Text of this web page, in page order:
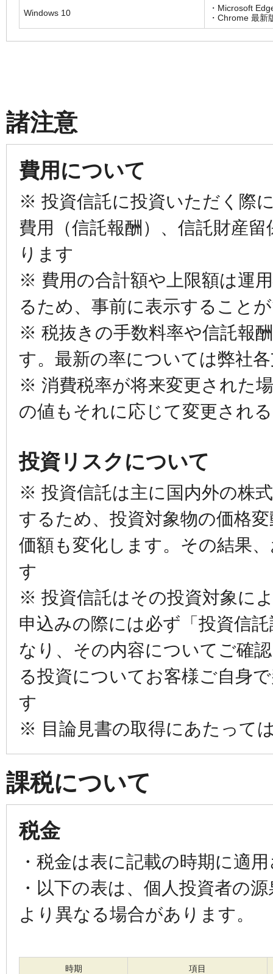
Windows 10
・Microsoft
・Chrome 最新
諸注意
費用について
※ 投資信託に投資いただく際
費用（信託報酬）、信託財産
ります
※ 費用の合計額や上限額は運
るため、事前に表示すること
※ 税抜きの手数料率や信託報
す。最新の率については弊社
※ 消費税率が将来変更された
の値もそれに応じて変更され
投資リスクについて
※ 投資信託は主に国内外の株
するため、投資対象物の価格
価額も変化します。その結果
す
※ 投資信託はその投資対象に
申込みの際には必ず「投資信
なり、その内容についてご確
る投資についてお客様ご自身
す
※ 目論見書の取得にあたって
課税について
税金
・税金は表に記載の時期に適
・以下の表は、個人投資者の
より異なる場合があります。
時期 項目